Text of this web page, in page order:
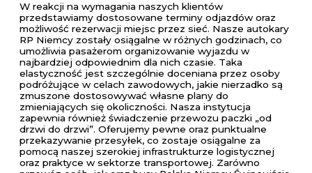
W reakcji na wymagania naszych klientów
przedstawiamy dostosowane terminy odjazdów oraz
możliwość rezerwacji miejsc przez sieć. Nasze autokary
RP Niemcy zostały osiągalne w różnych godzinach, co
umożliwia pasażerom organizowanie wyjazdu w
najbardziej odpowiednim dla nich czasie. Taka
elastyczność jest szczególnie doceniana przez osoby
podróżujące w celach zawodowych, jakie nierzadko są
zmuszone dostosowywać własne plany do
zmieniających się okoliczności. Nasza instytucja
zapewnia również świadczenie przewozu paczki „od
drzwi do drzwi”. Oferujemy pewne oraz punktualne
przekazywanie przesyłek, co zostaje osiągalne za
pomocą naszej szerokiej infrastrukturze logistycznej
oraz praktyce w sektorze transportowej. Zarówno